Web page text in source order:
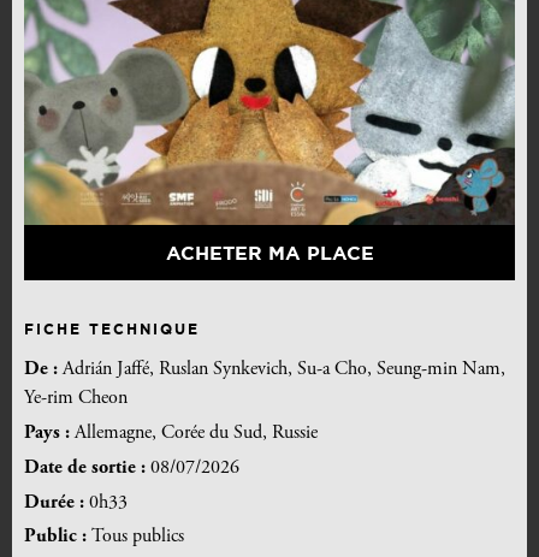
ACHETER MA PLACE
FICHE TECHNIQUE
De :Adrián Jaffé, Ruslan Synkevich, Su-a Cho, Seung-min Nam,
Ye-rim Cheon
Pays :Allemagne, Corée du Sud, Russie
Date de sortie : 08/07/2026
Durée : 0h33
Public : Tous publics